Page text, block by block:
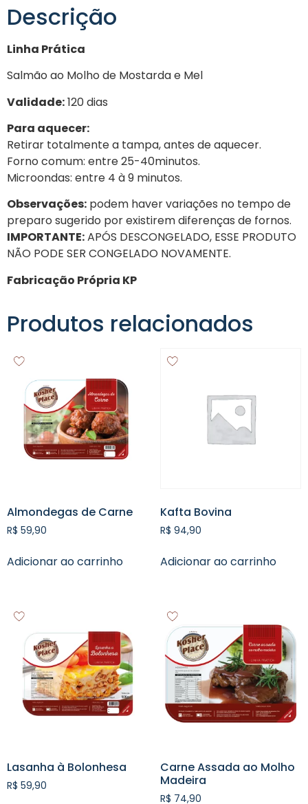
Descrição
Linha Prática
Salmão ao Molho de Mostarda e Mel
Validade:120 dias
Para aquecer:
Retirar totalmente a tampa, antes de aquecer.
Forno comum: entre 25-40minutos.
Microondas: entre 4 à 9 minutos.
Observações: podem haver variações no tempo de
preparo sugerido por existirem diferenças de fornos.
IMPORTANTE:APÓS DESCONGELADO, ESSE PRODUTO
NÃO PODE SER CONGELADO NOVAMENTE.
Fabricação Própria KP
Produtos relacionados
Almondegas de Carne
R$ 59,90
Adicionar ao carrinho
Kafta Bovina
R$ 94,90
Adicionar ao carrinho
Lasanha à Bolonhesa
R$ 59,90
Carne Assada ao Molho
Madeira
R$ 74,90